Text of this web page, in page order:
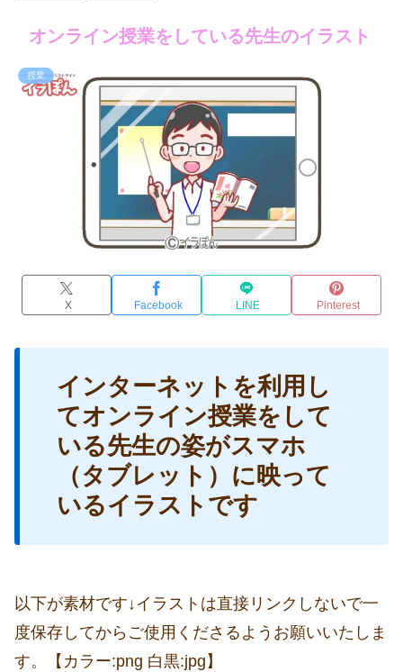
オンライン授業をしている先生のイラスト
授業
X Facebook LINE Pinterest
インターネットを利用し
てオンライン授業をして
いる先生の姿がスマホ
（タブレット）に映って
いるイラストです
以下が素材です↓イラストは直接リンクしないで一
度保存してからご使用くださるようお願いいたしま
す。【カラー:png 白黒:jpg】